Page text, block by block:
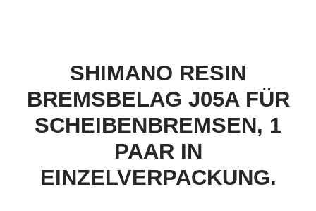
SHIMANO RESIN
BREMSBELAG J05A FÜR
SCHEIBENBREMSEN, 1
PAAR IN
EINZELVERPACKUNG.